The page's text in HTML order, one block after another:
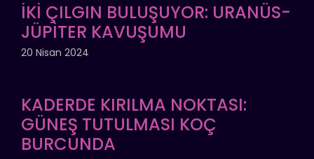
İKİ ÇILGIN BULUŞUYOR: URANÜS-
JÜPİTER KAVUŞUMU
20 Nisan 2024
KADERDE KIRILMA NOKTASI:
GÜNEŞ TUTULMASI KOÇ
BURCUNDA